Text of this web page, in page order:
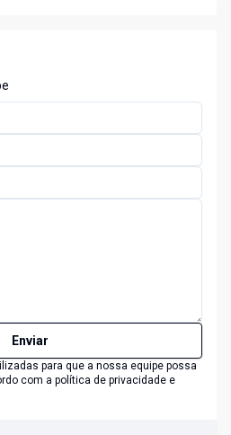
Enviar
para que a nossa equipe possa
com a política de privacidade e